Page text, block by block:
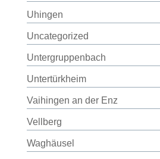
Uhingen
Uncategorized
Untergruppenbach
Untertürkheim
Vaihingen an der Enz
Vellberg
Waghäusel